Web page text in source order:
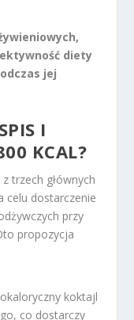
diety
jej
I
KCAL?
z trzech głównych
celu dostarczenie
przy
propozycja
koktajl
co dostarczy